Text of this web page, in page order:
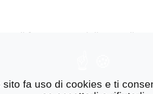
di fatturato si dispone di
matematiche statiche
sito fa uso di cookies e ti